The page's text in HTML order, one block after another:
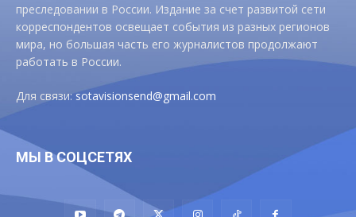
преследовании в России. Издание за счет развитой сети
корреспондентов освещает события из разных регионов
мира, но большая часть его журналистов продолжают
работать в России.
Для связи:sotavisionsend@gmail.com
МЫ В СОЦСЕТЯХ